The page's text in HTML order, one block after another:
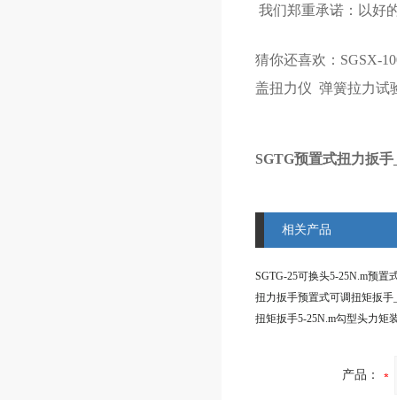
我们郑重承诺：以好
猜你还喜欢： SGSX-
盖扭力仪 弹簧拉力试
SGTG预置式扭力扳
相关产品
产品：